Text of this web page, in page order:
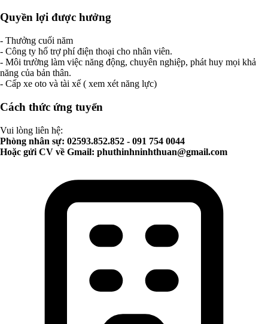
Quyền lợi được hưởng
- Thưởng cuối năm
- Công ty hổ trợ phí điện thoại cho nhân viên.
- Môi trường làm việc năng động, chuyên nghiệp, phát huy mọi khả
năng của bản thân.
- Cấp xe oto và tài xế ( xem xét năng lực)
Cách thức ứng tuyển
Vui lòng liên hệ:
Phòng nhân sự: 02593.852.852 - 091 754 0044
Hoặc gửi CV về Gmail: phuthinhninhthuan@gmail.com